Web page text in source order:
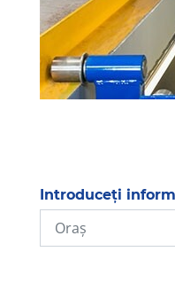
Introduceți